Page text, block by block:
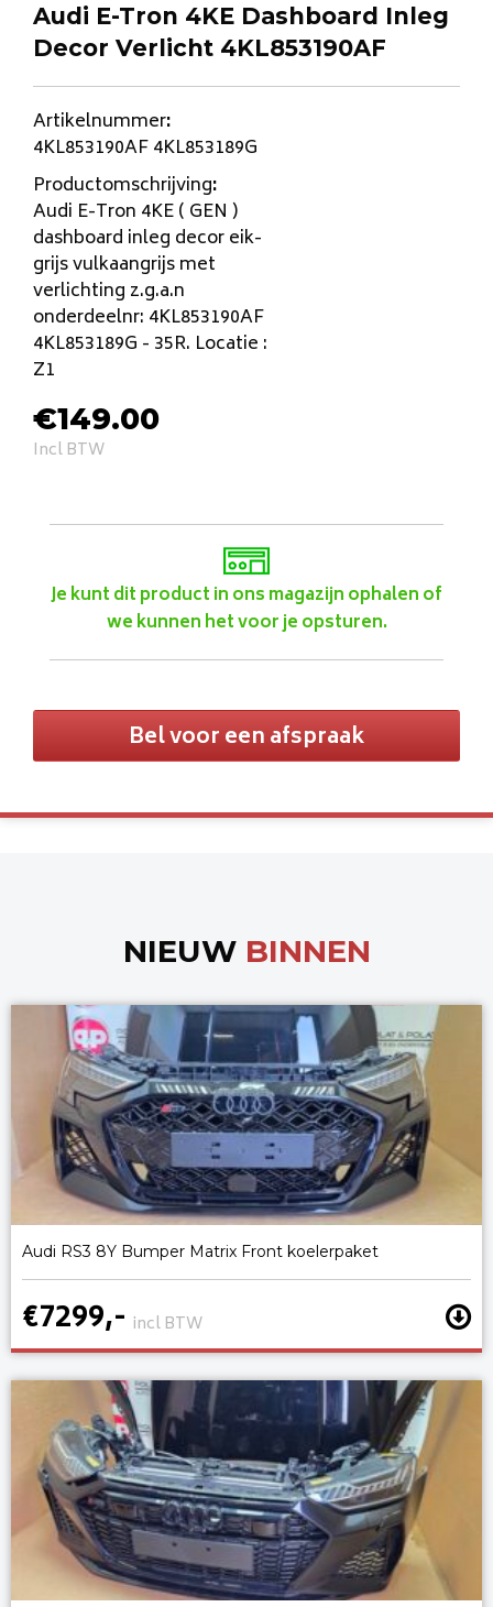
Audi E-Tron 4KE Dashboard Inleg
Decor Verlicht 4KL853190AF
Artikelnummer:
4KL853190AF 4KL853189G
Productomschrijving:
Audi E-Tron 4KE ( GEN )
dashboard inleg decor eik-
grijs vulkaangrijs met
verlichting z.g.a.n
onderdeelnr: 4KL853190AF
4KL853189G - 35R. Locatie :
Z1
€149.00
Incl BTW
Je kunt dit product in ons magazijn ophalen of
we kunnen het voor je opsturen.
Bel voor een afspraak
NIEUW BINNEN
Audi RS3 8Y Bumper Matrix Front koelerpaket
€7299,- incl BTW